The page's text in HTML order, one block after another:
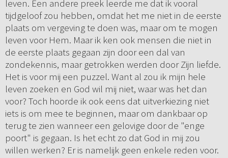
leven. Een andere preek leerde me dat ik vooral
tijdgeloof zou hebben, omdat het me niet in de eerste
plaats om vergeving te doen was, maar om te mogen
leven voor Hem. Maar ik ken ook mensen die niet in
de eerste plaats gegaan zijn door een dal van
zondekennis, maar getrokken werden door Zijn liefde.
Het is voor mij een puzzel. Want al zou ik mijn hele
leven zoeken en God wil mij niet, waar was het dan
voor? Toch hoorde ik ook eens dat uitverkiezing niet
iets is om mee te beginnen, maar om dankbaar op
terug te zien wanneer een gelovige door de "enge
poort" is gegaan. Is het echt zo dat God in mij zou
willen werken? Er is namelijk geen enkele reden voor.